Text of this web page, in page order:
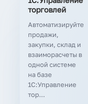
торговлей
Автоматизируйте
продажи,
закупки, склад и
взаиморасчеты в
одной системе
на базе
1С:Управление
тор...